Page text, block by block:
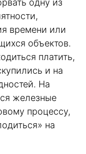
одну из
времени или
объектов.
платить,
и на
На
железные
процессу,
на